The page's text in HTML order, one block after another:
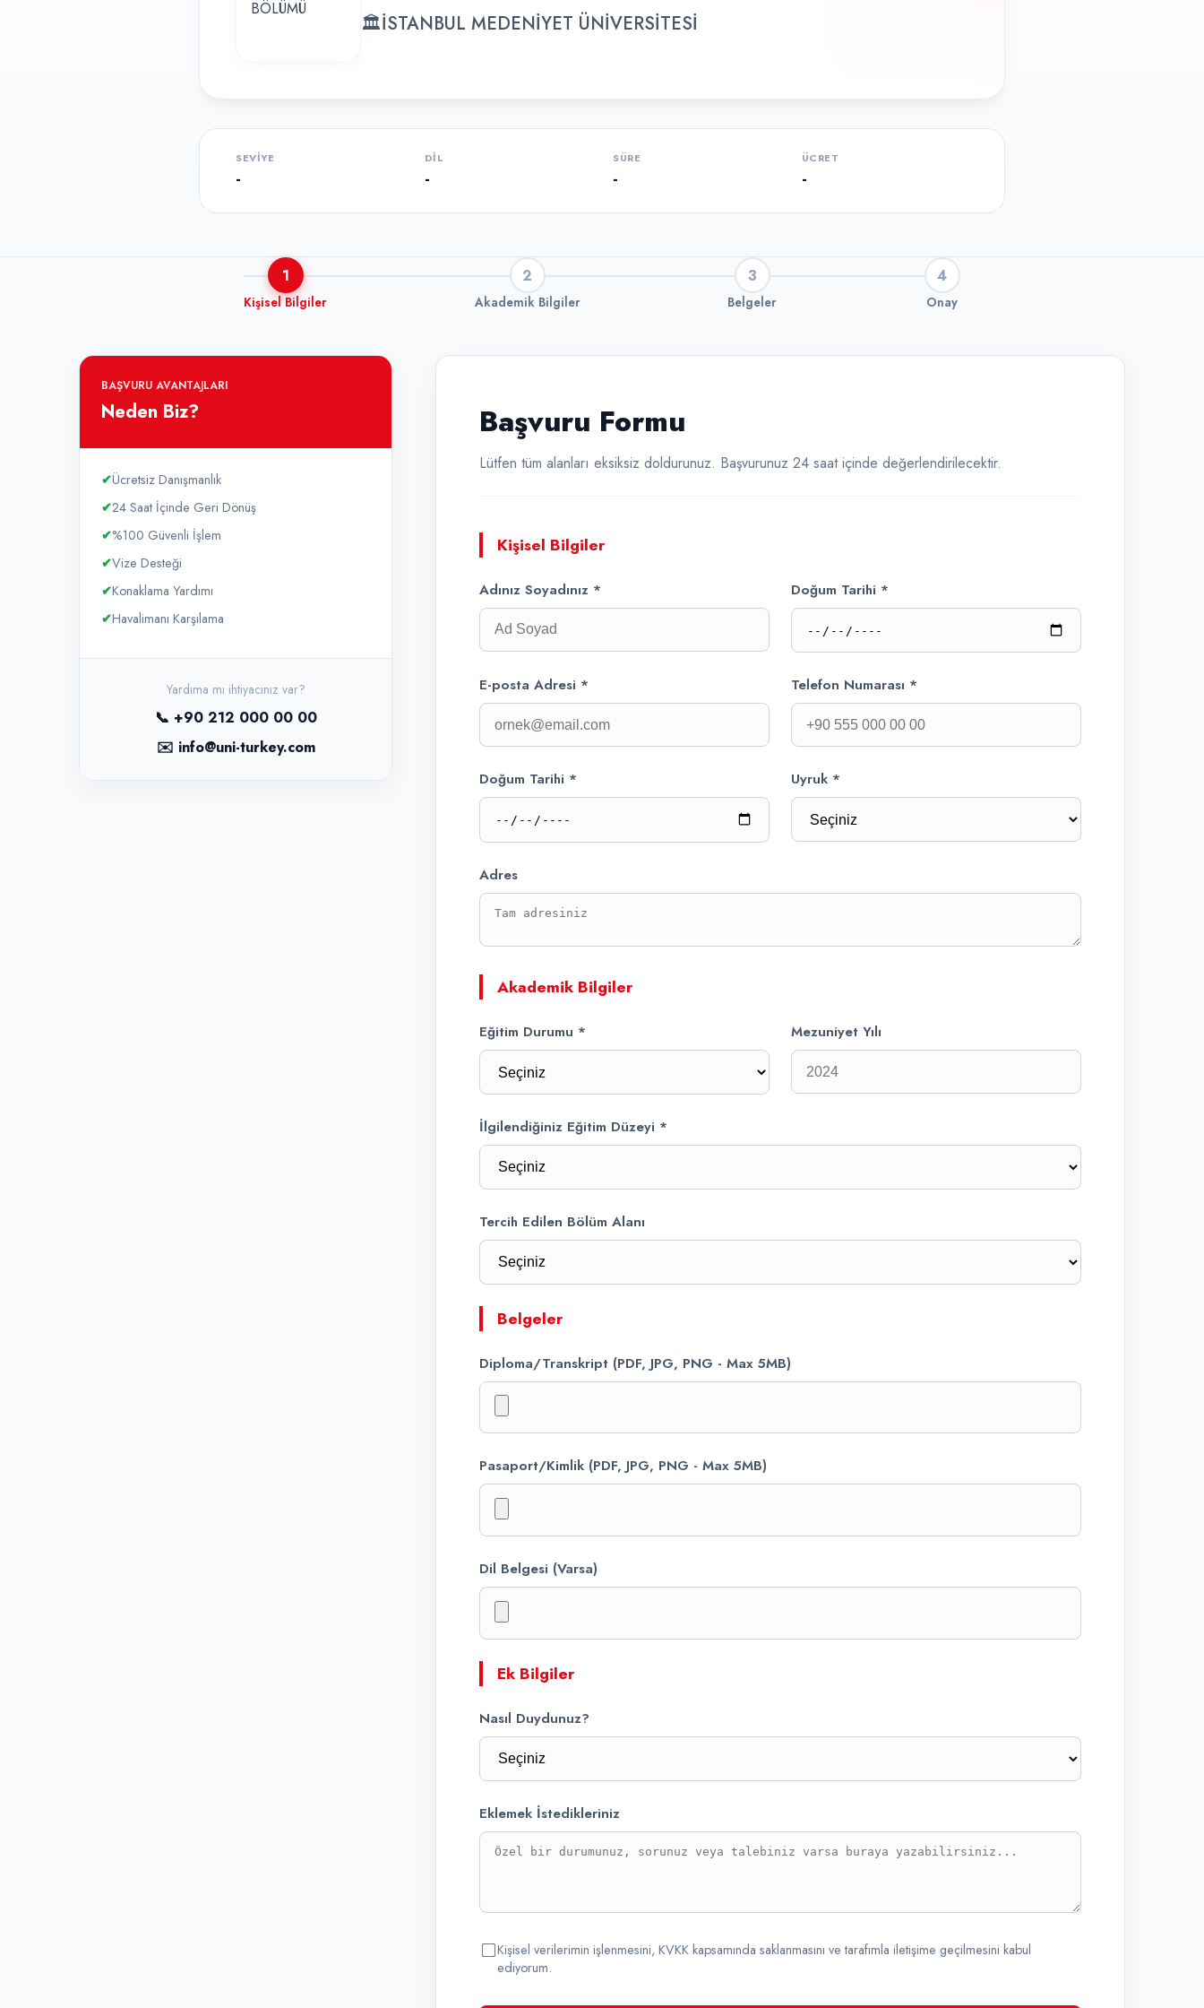
🏛İSTANBUL MEDENİYET ÜNİVERSİTESİ
SEVIYE
-
DIL
-
SÜRE
-
ÜCRET
-
1
Kişisel Bilgiler
2
Akademik Bilgiler
3
Belgeler
4
Onay
BAŞVURU AVANTAJLARI
Neden Biz?
✔Ücretsiz Danışmanlık
✔24 Saat İçinde Geri Dönüş
✔%100 Güvenli İşlem
✔Vize Desteği
✔Konaklama Yardımı
✔Havalimanı Karşılama
Yardıma mı ihtiyacınız var?
📞 +90 212 000 00 00
✉️ info@uni-turkey.com
Başvuru Formu
Lütfen tüm alanları eksiksiz doldurunuz. Başvurunuz 24 saat içinde değerlendirilecektir.
Kişisel Bilgiler
Adınız Soyadınız * Doğum Tarihi *
E-posta Adresi * Telefon Numarası *
Doğum Tarihi * Uyruk *
Adres
Akademik Bilgiler
Eğitim Durumu * Mezuniyet Yılı
İlgilendiğiniz Eğitim Düzeyi *
Tercih Edilen Bölüm Alanı
Belgeler
Diploma/Transkript (PDF, JPG, PNG - Max 5MB)
Pasaport/Kimlik (PDF, JPG, PNG - Max 5MB)
Dil Belgesi (Varsa)
Ek Bilgiler
Nasıl Duydunuz?
Eklemek İstedikleriniz
Kişisel verilerimin işlenmesini, KVKK kapsamında saklanmasını ve tarafımla iletişime geçilmesini kabul
ediyorum.